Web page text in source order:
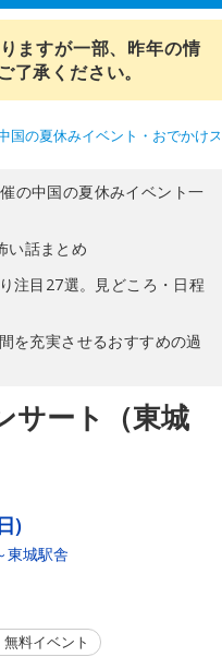
ますが一部、昨年の情
了承ください。
国の夏休みイベント・おでかけ
の中国の夏休みイベント一
い話まとめ
注目27選。見どころ・日程
を充実させるおすすめの過
サート（東城
)
東城駅舎
無料イベント